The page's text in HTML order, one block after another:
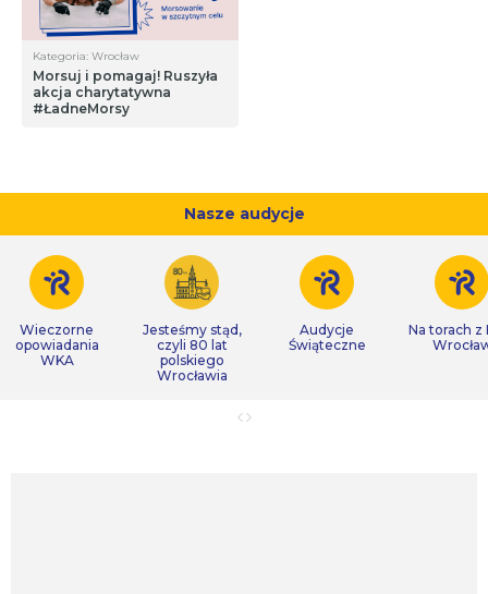
Kategoria: Wrocław
Morsuj i pomagaj! Ruszyła
akcja charytatywna
#ŁadneMorsy
Nasze audycje
Wieczorne
opowiadania
WKA
Jesteśmy stąd,
czyli 80 lat
polskiego
Wrocławia
Audycje
Świąteczne
Na torach z